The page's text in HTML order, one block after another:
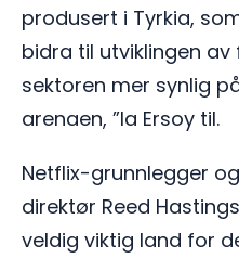
produsert i Tyrkia,
bidra til utviklingen
sektoren mer synlig
arenaen, ”la Ersoy til.
Netflix-grunnlegger
direktør Reed
veldig viktig land for